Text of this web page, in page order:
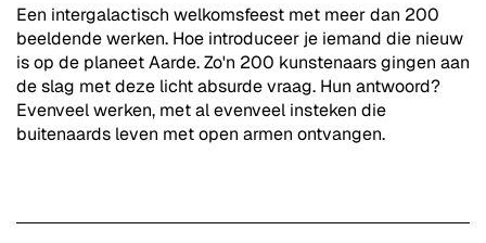
Een intergalactisch welkomsfeest met meer dan 200
beeldende werken. Hoe introduceer je iemand die nieuw
is op de planeet Aarde. Zo'n 200 kunstenaars gingen aan
de slag met deze licht absurde vraag. Hun antwoord?
Evenveel werken, met al evenveel insteken die
buitenaards leven met open armen ontvangen.